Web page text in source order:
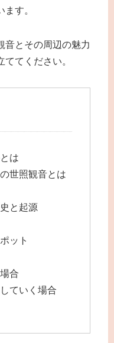
す。
音とその周辺の魅力
てください。
は
世照観音とは
と起源
ット
合
ていく場合